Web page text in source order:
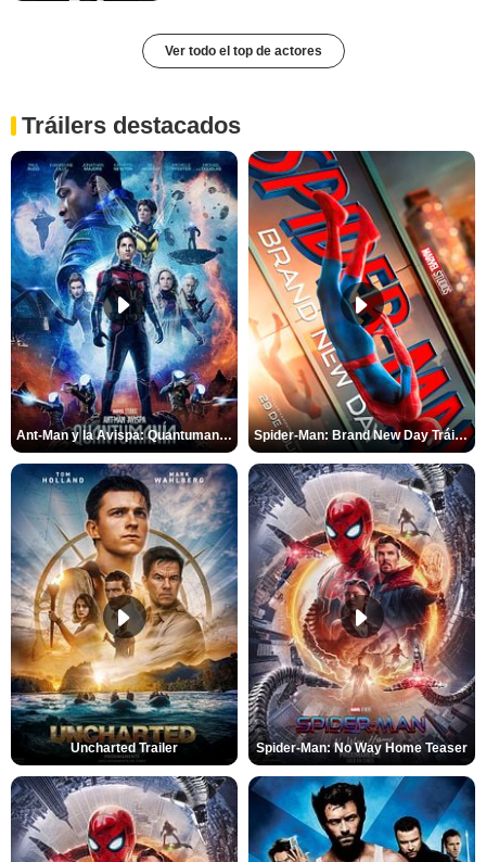
Ver todo el top de actores
Tráilers destacados
Ant-Man y la Avispa: Quantumanía Tráiler (2) Spider-Man: Brand New Day Tráiler (3)
Uncharted Trailer Spider-Man: No Way Home Teaser